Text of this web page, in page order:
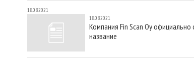
18.08.2021
18.08.2021
Компания Fin Scan Oy официально
название